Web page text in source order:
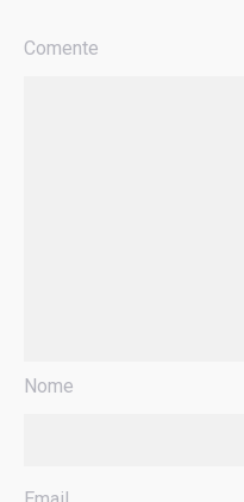
Comente
Nome